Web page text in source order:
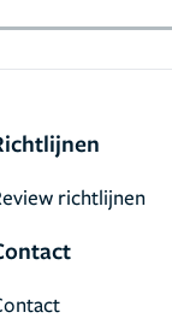
richtlijnen